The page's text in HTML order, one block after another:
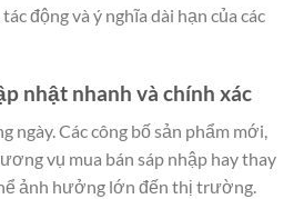
động và ý nghĩa dài hạn của các
nhật nhanh và chính xác
ngày. Các công bố sản phẩm mới,
vụ mua bán sáp nhập hay thay
ảnh hưởng lớn đến thị trường.